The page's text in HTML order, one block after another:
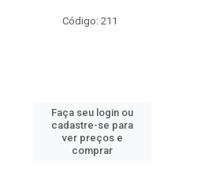
Código: 211
Faça seu login ou
cadastre-se para
ver preços e
comprar